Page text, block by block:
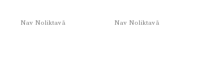
Nav Noliktavā Nav Noliktavā